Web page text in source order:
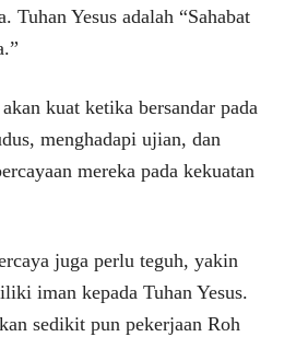
Tuhan Yesus adalah “Sahabat
kuat ketika bersandar pada
menghadapi ujian, dan
mereka pada kekuatan
juga perlu teguh, yakin
iman kepada Tuhan Yesus.
sedikit pun pekerjaan Roh